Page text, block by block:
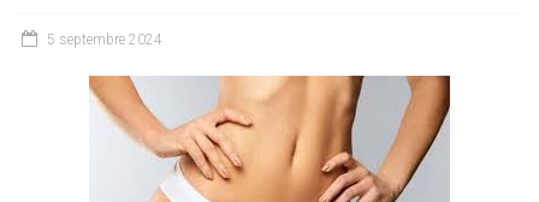
5 septembre 2024